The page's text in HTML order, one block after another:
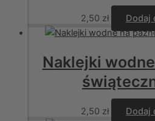
2,50 zł Dodaj
Naklejki
2,50 zł Dodaj